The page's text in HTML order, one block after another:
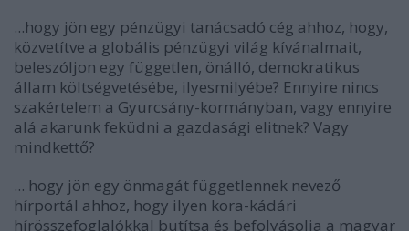
...hogy jön egy pénzügyi tanácsadó cég ahhoz, hogy,
közvetítve a globális pénzügyi világ kívánalmait,
beleszóljon egy független, önálló, demokratikus
állam költségvetésébe, ilyesmilyébe? Ennyire nincs
szakértelem a Gyurcsány-kormányban, vagy ennyire
alá akarunk feküdni a gazdasági elitnek? Vagy
mindkettő?
... hogy jön egy önmagát függetlennek nevező
hírportál ahhoz, hogy ilyen kora-kádári
hírösszefoglalókkal butítsa és befolyásolja a magyar